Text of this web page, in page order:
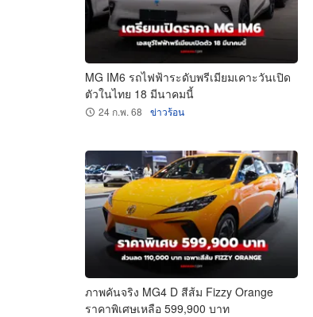
MG IM6 รถไฟฟ้าระดับพรีเมียมเคาะวันเปิด
ตัวในไทย 18 มีนาคมนี้
24 ก.พ. 68 ข่าวร้อน
ภาพคันจริง MG4 D สีส้ม Fizzy Orange
ราคาพิเศษเหลือ 599,900 บาท